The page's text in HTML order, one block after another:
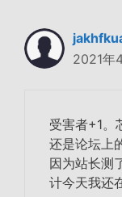
2021年
受害者+1。
还是论坛上
因为站长测
计今天我还